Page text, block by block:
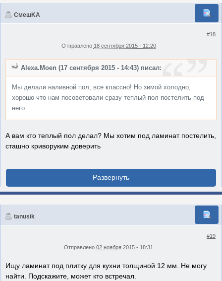
СмешKA
#18
Отправлено 18 сентября 2015 - 12:20
Alexa.Moen (17 сентября 2015 - 14:43) писал:
Мы делали наливной пол, все классно! Но зимой холодно,
хорошо что нам посоветовали сразу теплый пол постелить под
него
А вам кто теплый пол делал? Мы хотим под ламинат постелить,
сташно криворуким доверить
tanusik
#19
Отправлено 02 ноября 2015 - 18:31
Ищу ламинат под плитку для кухни толщиной 12 мм. Не могу
найти. Подскажите, может кто встречал.